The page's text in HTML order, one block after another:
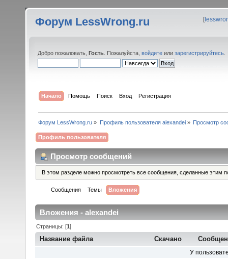
Форум LessWrong.ru [
Добро пожаловать, Гость . Пожалуйста, войдите или зарегистрируйтесь
Начало Помощь Поиск Вход Регистрация
Форум LessWrong.ru » Профиль пользователя alexandei» Просмотр
Профиль пользователя
Просмотр сообщений
В этом разделе можно просмотреть все сообщения, сделанные этим
Сообщения Темы Вложения
Вложения - alexandei
Страницы: [1]
Название файла Скачано
У